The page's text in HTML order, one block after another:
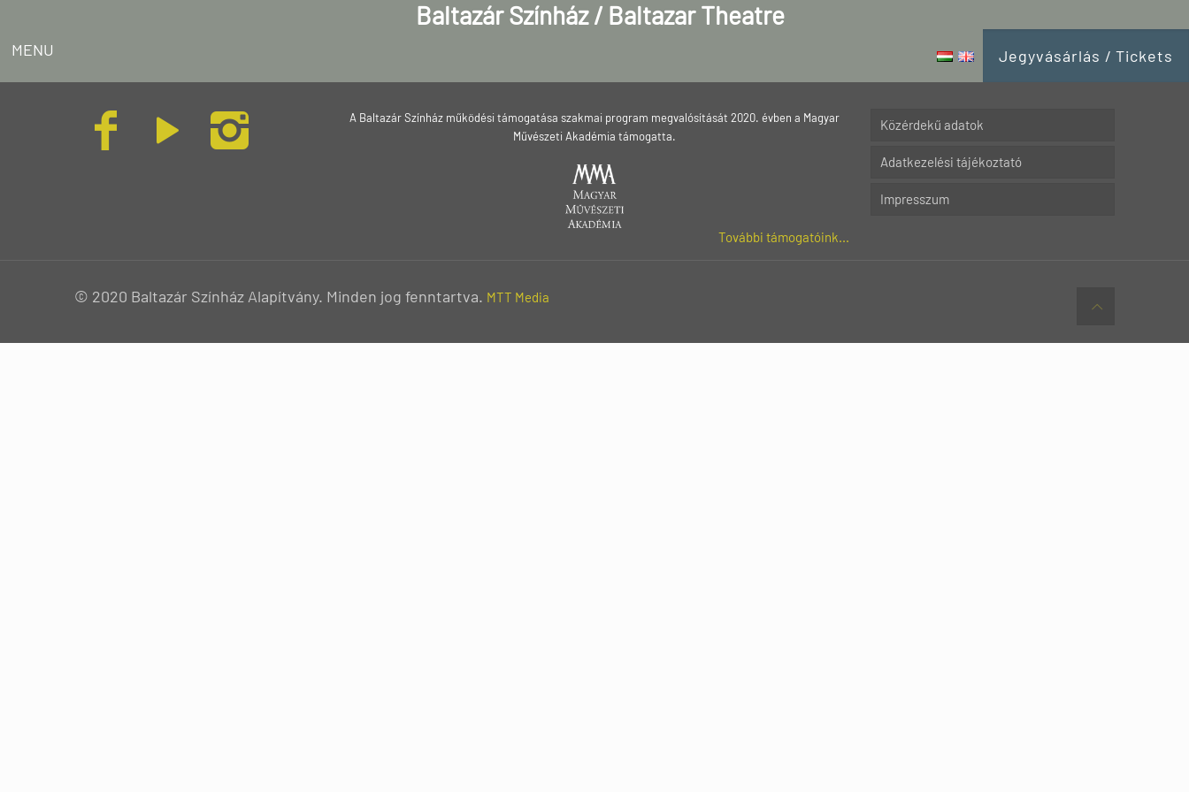
Baltazár Színház / Baltazar Theatre
MENU Jegyvásárlás / Tickets
A Baltazár Színház működési támogatása szakmai program megvalósítását 2020. évben a Magyar
Művészeti Akadémia támogatta.
További támogatóink...
Közérdekű adatok
Adatkezelési tájékoztató
Impresszum
© 2020 Baltazár Színház Alapítvány. Minden jog fenntartva. MTT Media